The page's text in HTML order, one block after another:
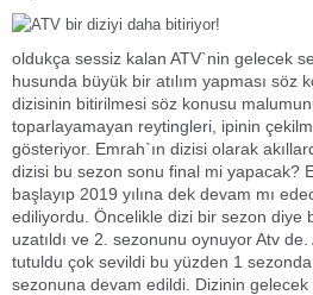
oldukça sessiz kalan ATV`nin gelecek
husunda büyük bir atılım yapması söz
dizisinin bitirilmesi söz konusu
toparlayamayan reytingleri, ipinin
gösteriyor. Emrah`ın dizisi olarak
dizisi bu sezon sonu final mi yapacak?
başlayıp 2019 yılına dek devam mı
ediliyordu. Öncelikle dizi bir sezon diye
uzatıldı ve 2. sezonunu oynuyor Atv
tutuldu çok sevildi bu yüzden 1 sezonda
sezonuna devam edildi. Dizinin gelecek